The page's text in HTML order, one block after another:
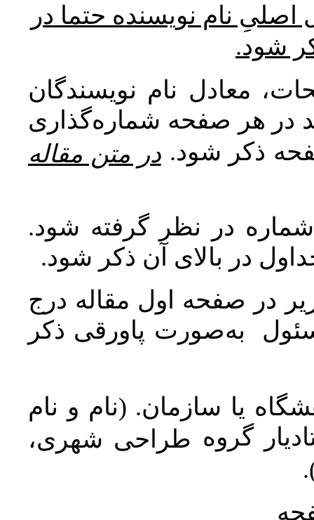
نام نویسنده حتما در
شود.
معادل نام نویسندگان
در هر صفحه شماره‌گذاری
ذکر شود. در متن مقاله
در نظر گرفته شود.
در بالای آن ذکر شود.
در صفحه اول مقاله درج
به‌صورت پاورقی ذکر
یا سازمان. (نام و نام
گروه طراحی شهری،